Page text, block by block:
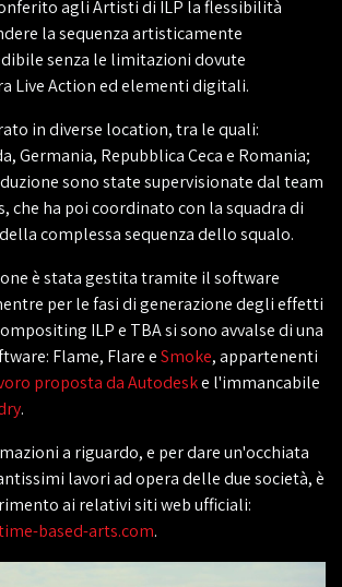
agli Artisti di ILP la flessibilità
la sequenza artisticamente
senza le limitazioni dovute
Live Action ed elementi digitali.
in diverse location, tra le quali:
Germania, Repubblica Ceca e Romania;
sono state supervisionate dal team
che ha poi coordinato con la squadra di
complessa sequenza dello squalo.
è stata gestita tramite il software
per le fasi di generazione degli effetti
ILP e TBA si sono avvalse di una
Flame, Flare eSmoke, appartenenti
proposta da Autodeske l'immancabile
.
a riguardo, e per dare un'occhiata
lavori ad opera delle due società, è
ai relativi siti web ufficiali:
based-arts.com.